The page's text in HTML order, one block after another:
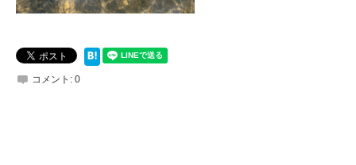
コメント: 0